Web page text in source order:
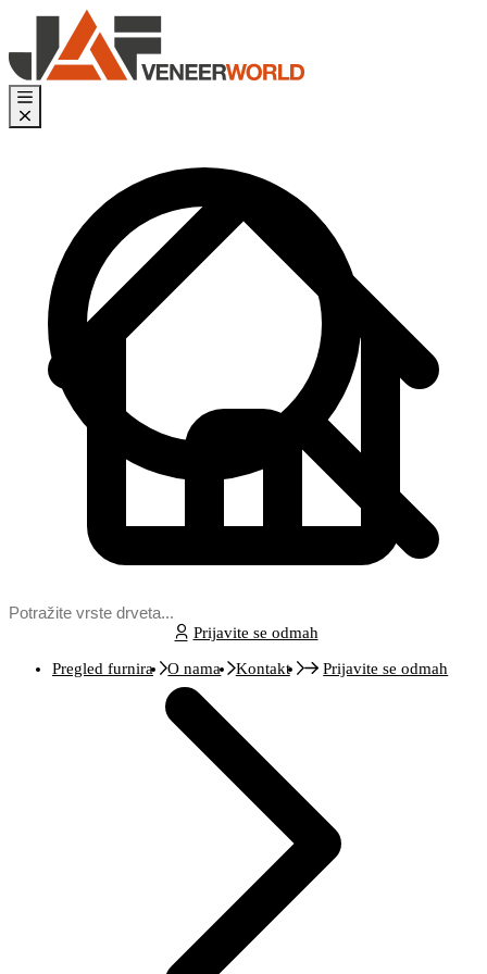
Prijavite se odmah
Pregled furnira O nama Kontakt Prijavite se odmah